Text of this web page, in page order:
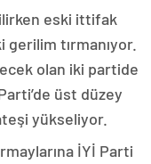
eski ittifak
gerilim tırmanıyor.
olan iki partide
üst düzey
yükseliyor.
İYİ Parti